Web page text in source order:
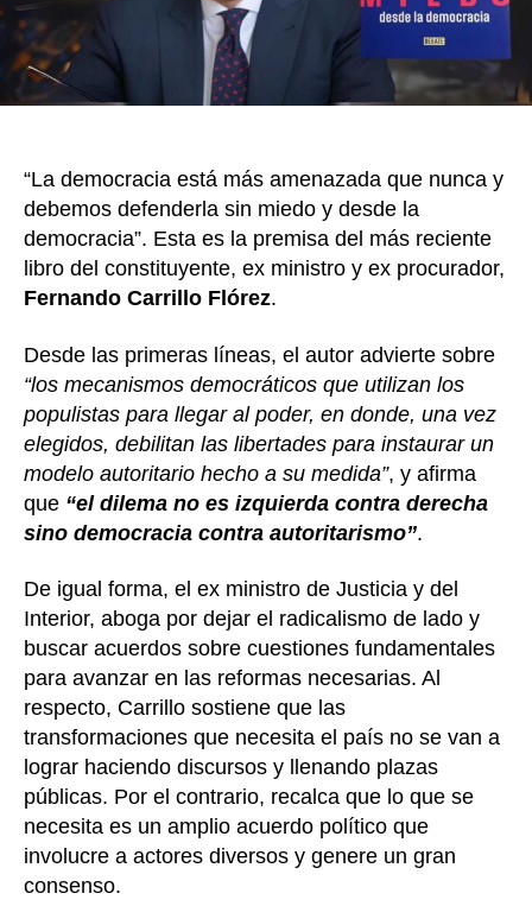
la
“La democracia está más amenazada que nunca y
debemos defenderla sin miedo y desde la
democracia”. Esta es la premisa del más reciente
libro del constituyente, ex ministro y ex procurador,
Fernando Carrillo Flórez.
Desde las primeras líneas, el autor advierte sobre
“los mecanismos democráticos que utilizan los
populistas para llegar al poder, en donde, una vez
elegidos, debilitan las libertades para instaurar un
modelo autoritario hecho a su medida”, y afirma
que “el dilema no es izquierda contra derecha
sino democracia contra autoritarismo”.
De igual forma, el ex ministro de Justicia y del
Interior, aboga por dejar el radicalismo de lado y
buscar acuerdos sobre cuestiones fundamentales
para avanzar en las reformas necesarias. Al
respecto, Carrillo sostiene que las
transformaciones que necesita el país no se van a
lograr haciendo discursos y llenando plazas
públicas. Por el contrario, recalca que lo que se
necesita es un amplio acuerdo político que
involucre a actores diversos y genere un gran
consenso.